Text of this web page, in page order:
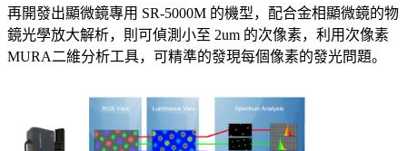
再開發出顯微鏡專用 SR-5000M 的機型，配合金相顯微鏡的物
鏡光學放大解析，則可偵測小至 2um 的次像素，利用次像素
MURA二維分析工具，可精準的發現每個像素的發光問題。